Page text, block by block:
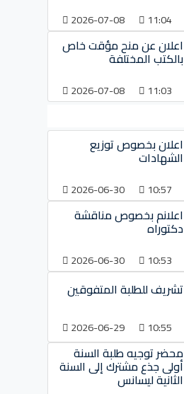
11:04
2026-07-08
اعلان عن منح مؤقت خاص
بالكتب المختلفة
11:03
2026-07-08
اعلان بخصوص توزيع
الشهادات
10:57
2026-06-30
اعلانم بخصوص مناقشة
دكتوراه
10:53
2026-06-30
تشريف للطلبة المتفوقين
10:55
2026-06-29
محضر توجيه طلبة السنة
أولى جذع مشترك إلى السنة
الثانية ليسانس